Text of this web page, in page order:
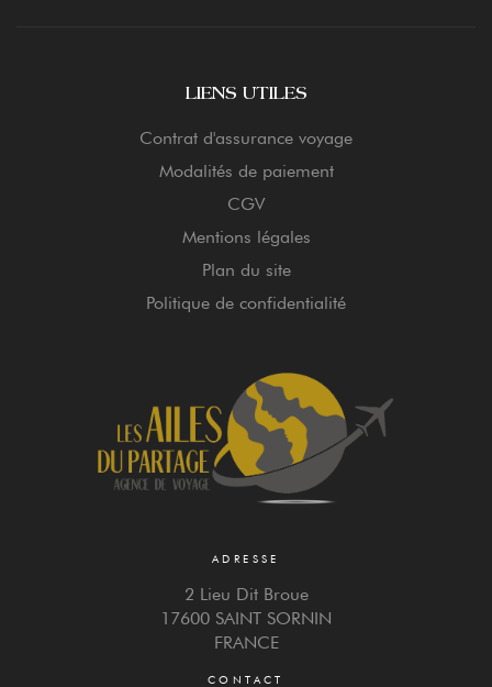
LIENS UTILES
Contrat d'assurance voyage
Modalités de paiement
CGV
Mentions légales
Plan du site
Politique de confidentialité
ADRESSE
2 Lieu Dit Broue
17600 SAINT SORNIN
FRANCE
CONTACT